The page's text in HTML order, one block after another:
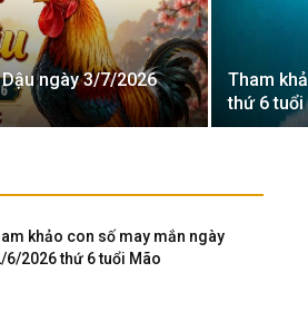
ngày 3/7/2026
Tham
thứ 6
khảo con số may mắn ngày
6/2026 thứ 6 tuổi Mão